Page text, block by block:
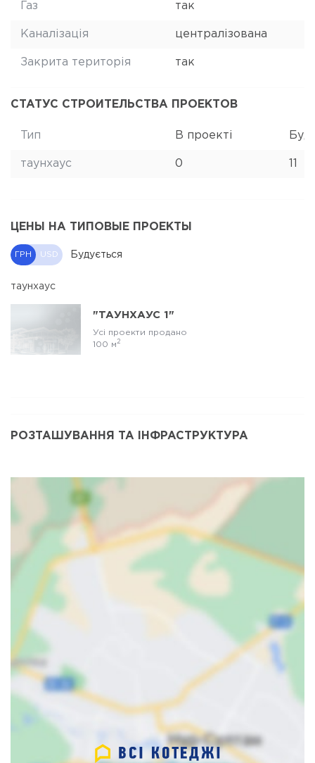
Газ так
Каналізація централізована
Закрита територія так
СТАТУС СТРОИТЕЛЬСТВА ПРОЕКТОВ
Тип В проекті
таунхаус 0
ЦЕНЫ НА ТИПОВЫЕ ПРОЕКТЫ
ГРН USD Будується
таунхаус
"ТАУНХАУС 1"
Усі проекти продано
100 м 2
РОЗТАШУВАННЯ ТА ІНФРАСТРУКТУРА